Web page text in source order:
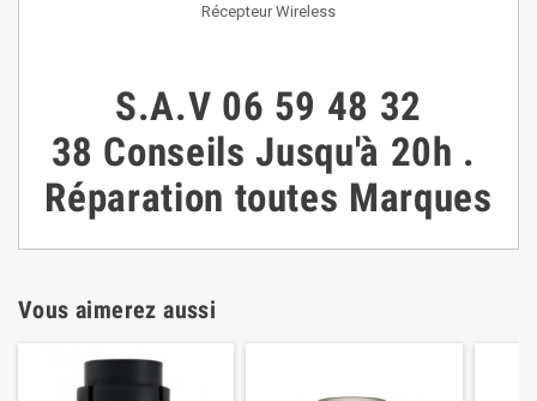
Récepteur Wireless
S.A.V 06 59 48 32
38 ConseilsJusqu'à 20h .
Réparation toutes Marques
Vous aimerez aussi